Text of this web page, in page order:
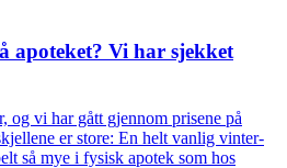
apoteket? Vi har sjekket
og vi har gått gjennom prisene på
er store: En helt vanlig vinter-
så mye i fysisk apotek som hos